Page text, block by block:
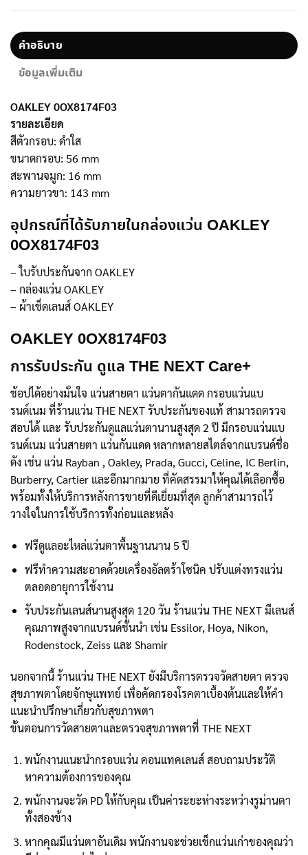
คำอธิบาย
ข้อมูลเพิ่มเติม
OAKLEY 0OX8174F03
รายละเอียด
สีตัวกรอบ: ดำใส
ขนาดกรอบ: 56 mm
สะพานจมูก: 16 mm
ความยาวขา: 143 mm
อุปกรณ์ที่ได้รับภายในกล่องแว่น OAKLEY
0OX8174F03
– ใบรับประกันจาก OAKLEY
– กล่องแว่น OAKLEY
– ผ้าเช็ดเลนส์ OAKLEY
OAKLEY 0OX8174F03
การรับประกัน ดูแล THE NEXT Care+
ช้อปได้อย่างมั่นใจ แว่นสายตา แว่นตากันแดด กรอบแว่นแบ
รนด์เนม ที่ร้านแว่น THE NEXT รับประกันของแท้ สามารถตรวจ
สอบได้ และ รับประกันดูแลแว่นตานานสูงสุด 2 ปี มีกรอบแว่นแบ
รนด์เนม แว่นสายตา แว่นกันแดด หลากหลายสไตล์จากแบรนด์ชื่อ
ดัง เช่น แว่น Rayban , Oakley, Prada, Gucci, Celine, IC Berlin,
Burberry, Cartier และอีกมากมาย ที่คัดสรรมาให้คุณได้เลือกซื้อ
พร้อมทั้งให้บริการหลังการขายที่ดีเยี่ยมที่สุด ลูกค้าสามารถไว้
วางใจในการใช้บริการทั้งก่อนและหลัง
ฟรีดูแลอะไหล่แว่นตาพื้นฐานนาน 5 ปี
ฟรีทำความสะอาดด้วยเครื่องอัลตร้าโซนิค ปรับแต่งทรงแว่น
ตลอดอายุการใช้งาน
รับประกันเลนส์นานสูงสุด 120 วัน ร้านแว่น THE NEXT มีเลนส์
คุณภาพสูงจากแบรนด์ชั้นนำ เช่น Essilor, Hoya, Nikon,
Rodenstock, Zeiss และ Shamir
นอกจากนี้ ร้านแว่น THE NEXT ยังมีบริการตรวจวัดสายตา ตรวจ
สุขภาพตาโดยจักษุแพทย์ เพื่อคัดกรองโรคตาเบื้องต้นและให้คำ
แนะนำปรึกษาเกี่ยวกับสุขภาพตา
ขั้นตอนการวัดสายตาและตรวจสุขภาพตาที่ THE NEXT
พนักงานแนะนำกรอบแว่น คอนแทคเลนส์ สอบถามประวัติ
หาความต้องการของคุณ
พนักงานจะวัด PD ให้กับคุณ เป็นค่าระยะห่างระหว่างรูม่านตา
ทั้งสองข้าง
หากคุณมีแว่นตาอันเดิม พนักงานจะช่วยเช็กแว่นเก่าของคุณว่า